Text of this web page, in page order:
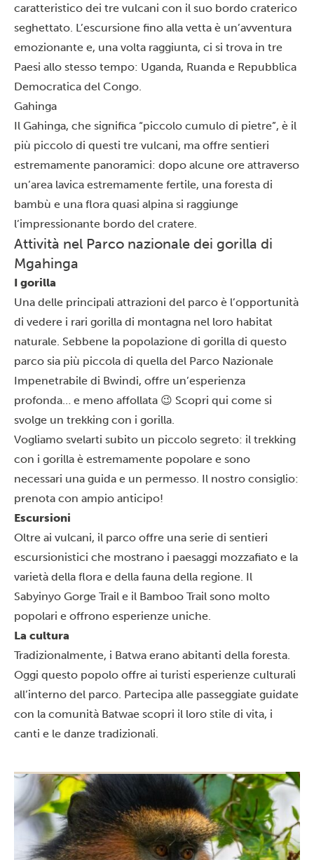
caratteristico dei tre vulcani con il suo bordo craterico
seghettato. L’escursione fino alla vetta è un’avventura
emozionante e, una volta raggiunta, ci si trova in tre
Paesi allo stesso tempo: Uganda, Ruanda e Repubblica
Democratica del Congo.
Gahinga
Il Gahinga, che significa “piccolo cumulo di pietre”, è il
più piccolo di questi tre vulcani, ma offre sentieri
estremamente panoramici: dopo alcune ore attraverso
un’area lavica estremamente fertile, una foresta di
bambù e una flora quasi alpina si raggiunge
l’impressionante bordo del cratere.
Attività nel Parco nazionale dei gorilla di
Mgahinga
I gorilla
Una delle principali attrazioni del parco è l’opportunità
di vedere i rari gorilla di montagna nel loro habitat
naturale. Sebbene la popolazione di gorilla di questo
parco sia più piccola di quella del Parco Nazionale
Impenetrabile di Bwindi, offre un’esperienza
profonda… e meno affollata 😉 Scopri qui come si
svolge un trekking con i gorilla.
Vogliamo svelarti subito un piccolo segreto: il trekking
con i gorilla è estremamente popolare e sono
necessari una guida e un permesso. Il nostro consiglio:
prenota con ampio anticipo!
Escursioni
Oltre ai vulcani, il parco offre una serie di sentieri
escursionistici che mostrano i paesaggi mozzafiato e la
varietà della flora e della fauna della regione. Il
Sabyinyo Gorge Trail e il Bamboo Trail sono molto
popolari e offrono esperienze uniche.
La cultura
Tradizionalmente, i Batwa erano abitanti della foresta.
Oggi questo popolo offre ai turisti esperienze culturali
all’interno del parco. Partecipa alle passeggiate guidate
con la comunità Batwae scopri il loro stile di vita, i
canti e le danze tradizionali.